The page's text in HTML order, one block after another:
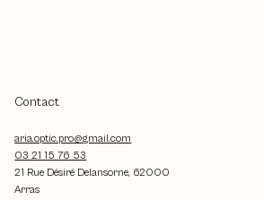
Contact
aria.optic.pro@gmail.com
03 21 15 76 53
21 Rue Désiré Delansorne, 62000
Arras